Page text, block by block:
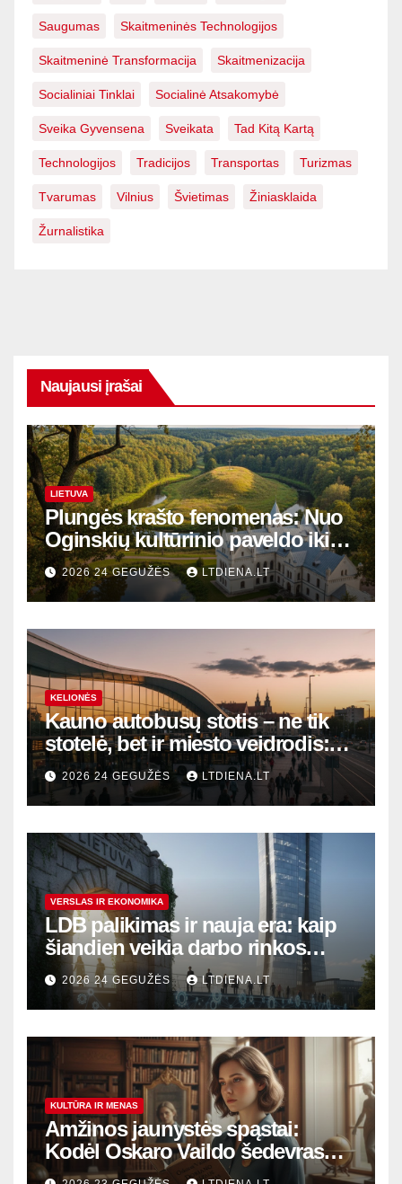
Saugumas Skaitmeninės Technologijos
Skaitmeninė Transformacija Skaitmenizacija
Socialiniai Tinklai Socialinė Atsakomybė
Sveika Gyvensena Sveikata Tad Kitą Kartą
Technologijos Tradicijos Transportas Turizmas
Tvarumas Vilnius Švietimas Žiniasklaida
Žurnalistika
Naujausi įrašai
LIETUVA
Plungės krašto fenomenas: Nuo
Oginskių kultūrinio paveldo iki
Žemaitijos gamtos perlų
2026 24 GEGUŽĖS LTDIENA.LT
KELIONĖS
Kauno autobusų stotis – ne tik
stotelė, bet ir miesto veidrodis:
modernūs vartai į laikinąją
sostinę
2026 24 GEGUŽĖS LTDIENA.LT
VERSLAS IR EKONOMIKA
LDB palikimas ir nauja era: kaip
šiandien veikia darbo rinkos
variklis Lietuvoje?
2026 24 GEGUŽĖS LTDIENA.LT
KULTŪRA IR MENAS
Amžinos jaunystės spąstai:
Kodėl Oskaro Vaildo šedevras
šiandien aktualesnis nei bet